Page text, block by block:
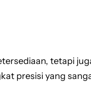
tetapi
presisi yang